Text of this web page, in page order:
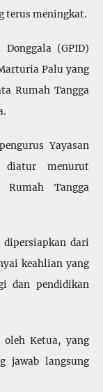
terus meningkat.
(GPID)
Palu yang
Rumah Tangga
Yayasan
diatur menurut
Rumah Tangga
dari
keahlian yang
dan pendidikan
Ketua, yang
jawab langsung